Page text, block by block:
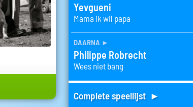
Yevgueni
Mama ik wil papa
daarna ►
Philippe Robrecht
Wees niet bang
Complete speellijst ►